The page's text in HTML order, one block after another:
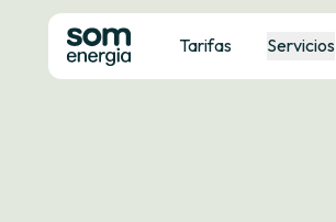
Tarifas Servicios